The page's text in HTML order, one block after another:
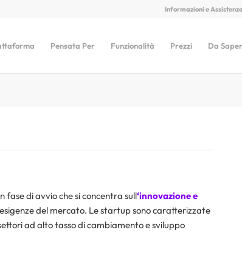
Informazioni e
Pensata Per Funzionalità Prezzi Da
fase di avvio che si concentra sull‘innovazione e
del mercato. Le startup sono caratterizzate
ad alto tasso di cambiamento e sviluppo